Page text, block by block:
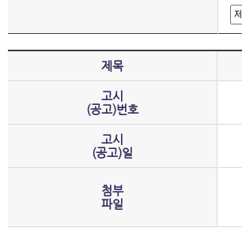
제목
고시
(공고)번호
고시
(공고)일
첨부
파일